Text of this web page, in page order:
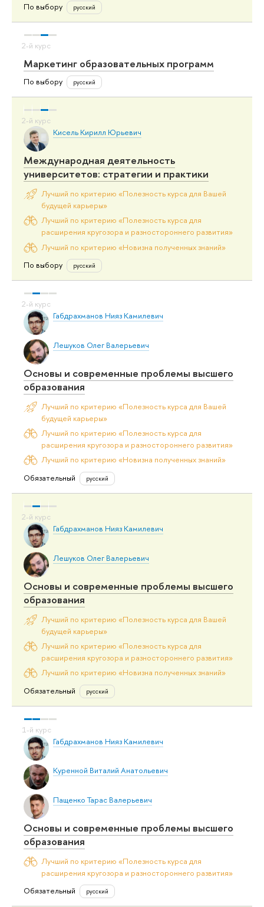
По выбору русский
Маркетинг образовательных программ
По выбору русский
Кисель Кирилл Юрьевич
Международная деятельность
университетов: стратегии и практики
Лучший по критерию «Полезность курса для Вашей
будущей карьеры»
Лучший по критерию «Полезность курса для
расширения кругозора и разностороннего развития»
Лучший по критерию «Новизна полученных знаний»
По выбору
русский
Габдрахманов Нияз Камилевич
Лешуков Олег Валерьевич
Основы и современные проблемы высшего
образования
Лучший по критерию «Полезность курса для Вашей
будущей карьеры»
Лучший по критерию «Полезность курса для
расширения кругозора и разностороннего развития»
Лучший по критерию «Новизна полученных знаний»
Обязательный
русский
Габдрахманов Нияз Камилевич
Лешуков Олег Валерьевич
Основы и современные проблемы высшего
образования
Лучший по критерию «Полезность курса для Вашей
будущей карьеры»
Лучший по критерию «Полезность курса для
расширения кругозора и разностороннего развития»
Лучший по критерию «Новизна полученных знаний»
Обязательный
русский
Габдрахманов Нияз Камилевич
Куренной Виталий Анатольевич
Пащенко Тарас Валерьевич
Основы и современные проблемы высшего
образования
Лучший по критерию «Полезность курса для
расширения кругозора и разностороннего развития»
Обязательный
русский